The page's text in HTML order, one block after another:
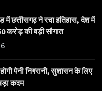
में छत्तीसगढ़ ने रचा इतिहास, देश में
करोड़ की बड़ी सौगात
पैनी निगरानी, सुशासन के लिए
कदम